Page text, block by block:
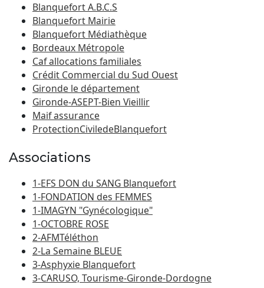
Blanquefort A.B.C.S
Blanquefort Mairie
Blanquefort Médiathèque
Bordeaux Métropole
Caf allocations familiales
Crédit Commercial du Sud Ouest
Gironde le département
Gironde-ASEPT-Bien Vieillir
Maif assurance
ProtectionCiviledeBlanquefort
Associations
1-EFS DON du SANG Blanquefort
1-FONDATION des FEMMES
1-IMAGYN "Gynécologique"
1-OCTOBRE ROSE
2-AFMTéléthon
2-La Semaine BLEUE
3-Asphyxie Blanquefort
3-CARUSO, Tourisme-Gironde-Dordogne